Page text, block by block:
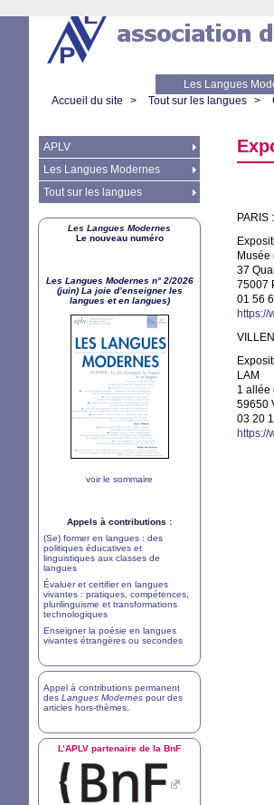
Les Langues
Accueil du site > Tout sur les langues >
PARIS :
37
75007
01 56
LAM
1 allée
59650
03 20
https://
APLV
Les Langues Modernes
Tout sur les langues
Les Langues Modernes
Le nouveau numéro
Les Langues Modernes n° 2/2026
(juin) La joie d’enseigner les
langues et en langues)
voir le sommaire
Appels à contributions :
(Se) former en langues : des
politiques éducatives et
linguistiques aux classes de
langues
Évaluer et certifier en langues
vivantes : pratiques, compétences,
plurilinguisme et transformations
technologiques
Enseigner la poésie en langues
vivantes étrangères ou secondes
Appel à contributions permanent
des Langues Modernes pour des
articles hors-thèmes
L’APLV partenaire de la BnF